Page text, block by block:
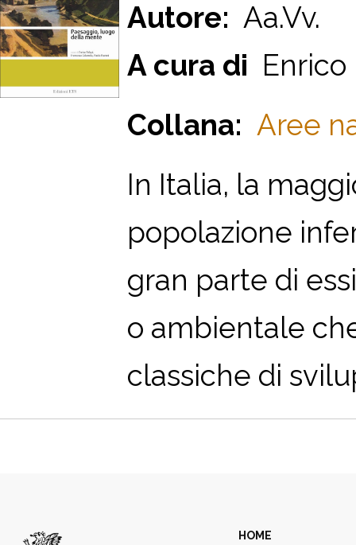
Autore: Aa.Vv.
A cura di Enrico
Collana: Aree
In Italia, la
popolazione
gran parte di
o ambientale
classiche di
HOME